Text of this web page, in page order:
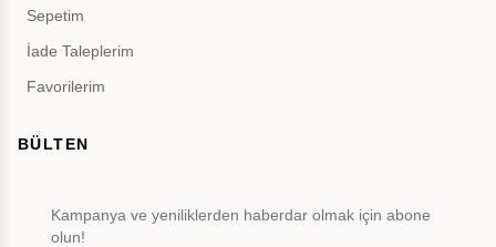
Sepetim
İade Taleplerim
Favorilerim
BÜLTEN
Kampanya ve yeniliklerden haberdar olmak için abone
olun!